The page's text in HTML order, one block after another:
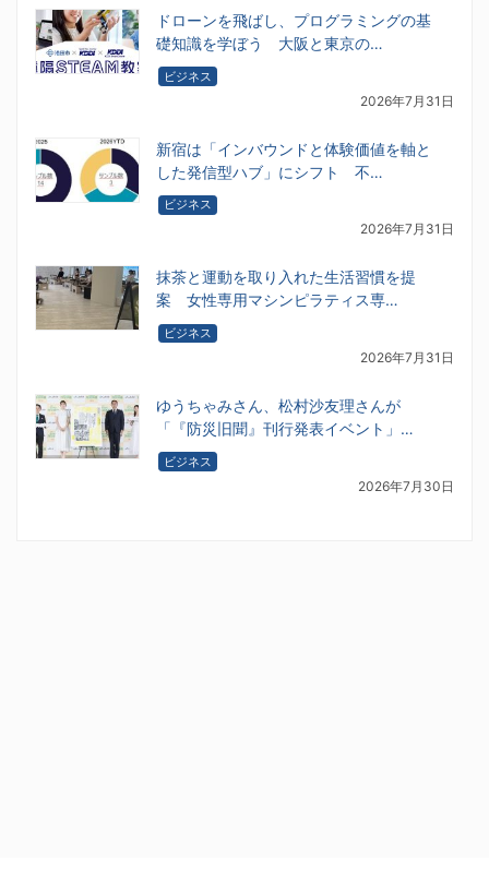
ドローンを飛ばし、プログラミングの基
礎知識を学ぼう 大阪と東京の…
ビジネス
2026年7月31日
新宿は「インバウンドと体験価値を軸と
した発信型ハブ」にシフト 不…
ビジネス
2026年7月31日
抹茶と運動を取り入れた生活習慣を提
案 女性専用マシンピラティス専…
ビジネス
2026年7月31日
ゆうちゃみさん、松村沙友理さんが
「『防災旧聞』刊行発表イベント」…
ビジネス
2026年7月30日